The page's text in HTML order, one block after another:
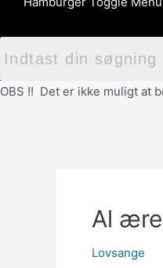
OBS !! Det er ikke muligt at
Al
Lovsange